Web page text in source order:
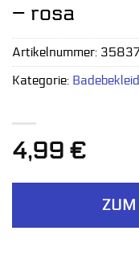
– rosa
4,99 €
Artikelnummer:
Kategorie: